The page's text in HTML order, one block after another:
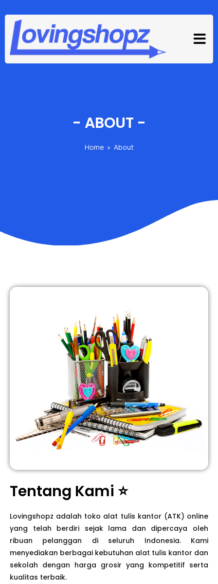
- ABOUT -
Home » About
Tentang Kami ⭐
Lovingshopz adalah toko alat tulis kantor (ATK) online
yang telah berdiri sejak lama dan dipercaya oleh
ribuan pelanggan di seluruh Indonesia. Kami
menyediakan berbagai kebutuhan alat tulis kantor dan
sekolah dengan harga grosir yang kompetitif serta
kualitas terbaik.